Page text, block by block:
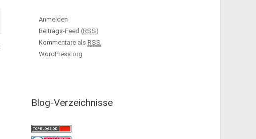
Anmelden
Beitrags-Feed (RSS)
Kommentare als RSS
WordPress.org
Blog-Verzeichnisse